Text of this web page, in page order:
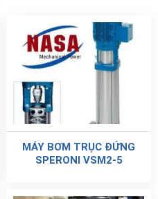
MÁY BƠM TRỤC ĐỨNG
SPERONI VSM2-5